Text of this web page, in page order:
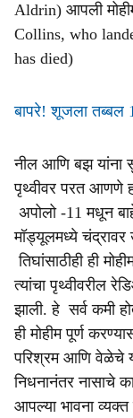
Aldrin) आपली
Collins, who
has died)
बापरे! शूजला तब्बल
नील आणि बझ यांना
पृथ्वीवर परत आणणे
अपोलो -11 मधून
मॉड्यूलमध्ये
तिघांसाठीही ही
त्यांचा पृथ्वीवरील
झाली. हे सर्व कमी
ही मोहीम पूर्ण
परिश्रम आणि वेळेचे
निधनानंतर नासाचे
आपल्या भावना